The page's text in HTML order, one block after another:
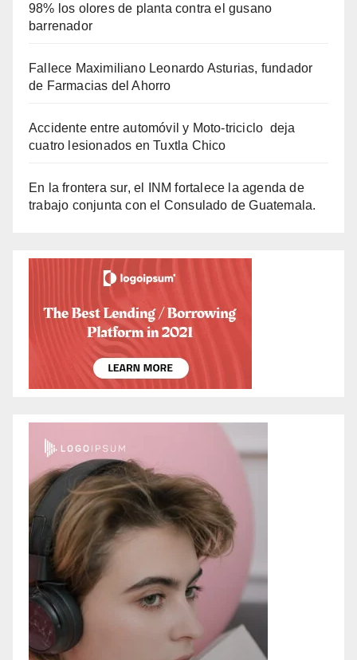
98% los olores de planta contra el gusano
barrenador
Fallece Maximiliano Leonardo Asturias, fundador
de Farmacias del Ahorro
Accidente entre automóvil y Moto-triciclo deja
cuatro lesionados en Tuxtla Chico
En la frontera sur, el INM fortalece la agenda de
trabajo conjunta con el Consulado de Guatemala.